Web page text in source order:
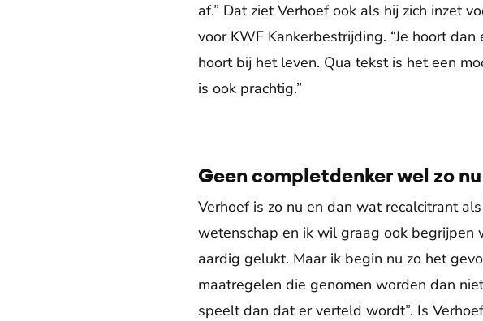
af.” Dat ziet Verhoef ook als hij zich inzet
voor KWF Kankerbestrijding. “Je hoort
hoort bij het leven. Qua tekst is het een
is ook prachtig.”
Geen completdenker wel zo
Verhoef is zo nu en dan wat recalcitrant
wetenschap en ik wil graag ook begrijpen
aardig gelukt. Maar ik begin nu zo het
maatregelen die genomen worden dan
speelt dan dat er verteld wordt”. Is